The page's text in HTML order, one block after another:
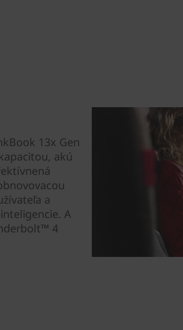
13x Gen
akú
a
A
4